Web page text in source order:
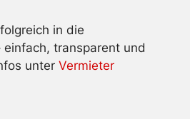
in die
einfach, transparent und
unterVermieter